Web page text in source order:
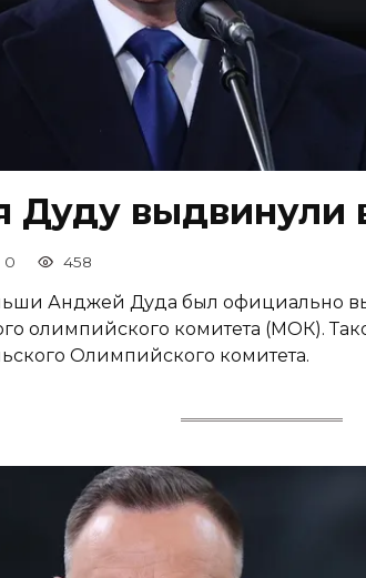
Дуду выдвинули
0 458
Анджей Дуда был официально
олимпийского комитета (МОК).
Олимпийского комитета.